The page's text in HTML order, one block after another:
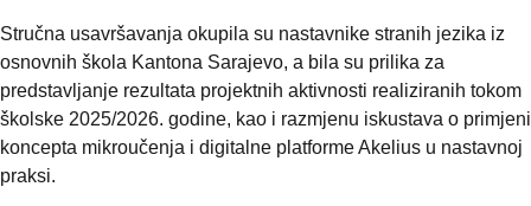
Stručna usavršavanja okupila su nastavnike stranih jezika iz
osnovnih škola Kantona Sarajevo, a bila su prilika za
predstavljanje rezultata projektnih aktivnosti realiziranih tokom
školske 2025/2026. godine, kao i razmjenu iskustava o primjeni
koncepta mikroučenja i digitalne platforme Akelius u nastavnoj
praksi.